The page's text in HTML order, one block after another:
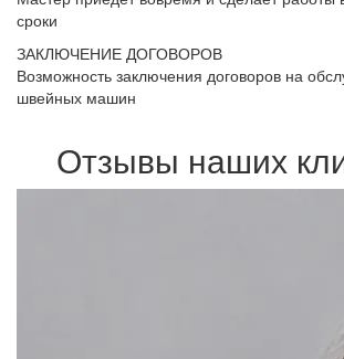
сроки
ЗАКЛЮЧЕНИЕ ДОГОВОРОВ
Возможность заключения договоров на
швейных машин
Отзывы наших